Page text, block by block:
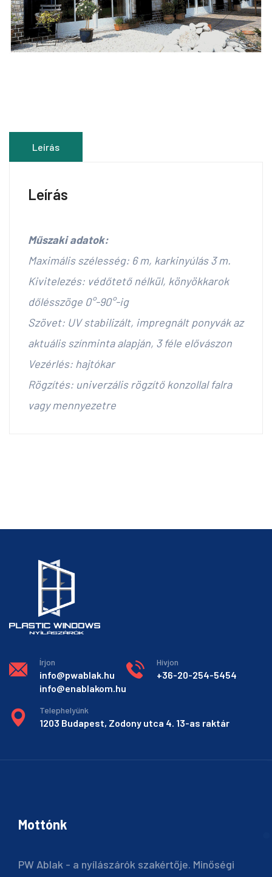
Leírás
Leírás
Műszaki adatok:
Maximális szélesség: 6 m, karkinyúlás 3 m.
Kivitelezés: védőtető nélkül, könyökkarok
dőlésszöge 0°-90°-ig
Szövet: UV stabilizált, impregnált ponyvák az
aktuális színminta alapján, 3 féle elővászon
Vezérlés: hajtókar
Rögzítés: univerzális rögzítő konzollal falra
vagy mennyezetre
Írjon
info@pwablak.hu
info@enablakom.hu
Hívjon
+36-20-254-5454
Telephelyünk
1203 Budapest, Zodony utca 4. 13-as raktár
Mottónk
PW Ablak - a nyílászárók szakértője. Minőségi